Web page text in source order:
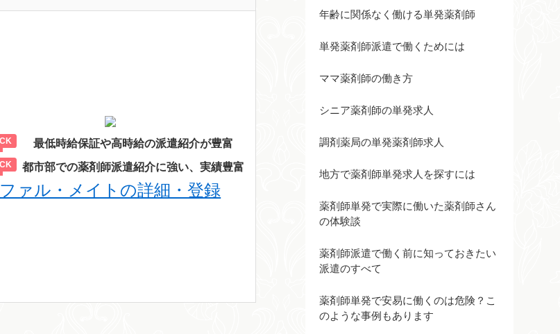
最低時給保証や高時給の派遣紹介が豊富
都市部での薬剤師派遣紹介に強い、実績豊富
ファル・メイトの詳細・登録
年齢に関係なく働ける単発薬剤師
単発薬剤師派遣で働くためには
ママ薬剤師の働き方
シニア薬剤師の単発求人
調剤薬局の単発薬剤師求人
地方で薬剤師単発求人を探すには
薬剤師単発で実際に働いた薬剤師さん
の体験談
薬剤師派遣で働く前に知っておきたい
派遣のすべて
薬剤師単発で安易に働くのは危険？こ
のような事例もあります